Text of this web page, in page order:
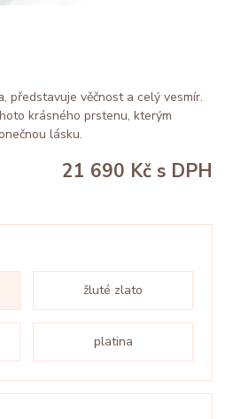
představuje věčnost a celý vesmír.
krásného prstenu, kterým
lásku.
21 690 Kč s DPH
žluté zlato
platina